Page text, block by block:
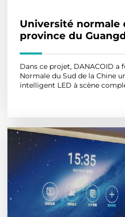
Université normale
province du
Dans ce projet, DANACOID a
Normale du Sud de la Chine
intelligent LED à scène